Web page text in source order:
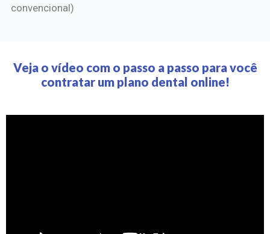
convencional)
Veja o vídeo com o passo a passo para você
contratar um plano dental online!